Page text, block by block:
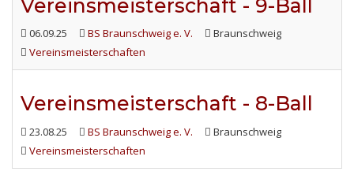
Vereinsmeisterschaft - 9-Ball
06.09.25 BS Braunschweig e. V.
Braunschweig
Vereinsmeisterschaften
Vereinsmeisterschaft - 8-Ball
23.08.25 BS Braunschweig e. V.
Braunschweig
Vereinsmeisterschaften